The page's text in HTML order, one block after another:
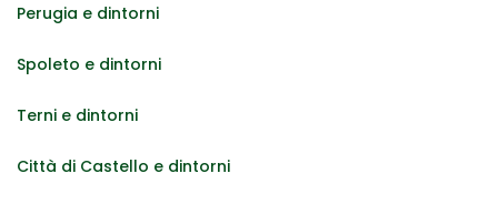
Perugia e dintorni
Spoleto e dintorni
Terni e dintorni
Città di Castello e dintorni